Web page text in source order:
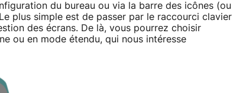
du bureau ou via la barre des icônes (ou
plus simple est de passer par le raccourci clavier
des écrans. De là, vous pourrez choisir
ou en mode étendu, qui nous intéresse